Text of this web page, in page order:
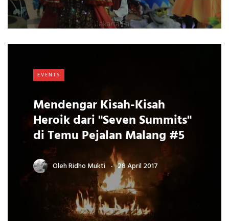
EVENTS
Mendengar Kisah-Kisah
Heroik dari "Seven Summits"
di Temu Pejalan Malang #5
OlehRidho Mukti 28 April 2017